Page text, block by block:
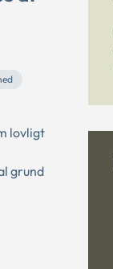
lovligt
grund